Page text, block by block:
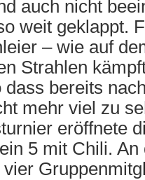
auch nicht
weit geklappt.
– wie auf
Strahlen
dass bereits
mehr viel zu
eröffnete
5 mit Chili.